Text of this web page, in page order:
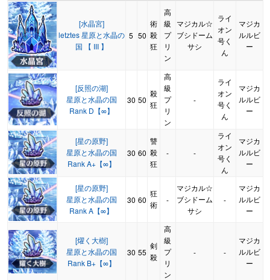
[水晶宮]
letztes 星原と水晶の
国 【 III 】
5 50
術
殺
狂
高
級
プ
リ
ン
マジカル☆
ブシドーム
サシ
ライ
オン
号く
ん
マジカ
ルルビ
ー
[反照の湖]
星原と水晶の国
Rank D【∞】
30 50
殺
狂
高
級
プ
リ
ン
-
ライ
オン
号く
ん
マジカ
ルルビ
ー
[星の原野]
星原と水晶の国
Rank A+【∞】
30 60
讐
殺
狂
- -
ライ
オン
号く
ん
マジカ
ルルビ
ー
[星の原野]
星原と水晶の国
Rank A【∞】
30 60
狂
術
-
マジカル☆
ブシドーム
サシ
-
マジカ
ルルビ
ー
[燿く大樹]
星原と水晶の国
Rank B+【∞】
30 55
剣
殺
高
級
プ
リ
ン
- -
マジカ
ルルビ
ー